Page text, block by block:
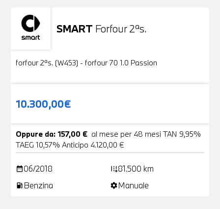
SMART Forfour 2ªs.
Usato
forfour 2ªs. (W453) - forfour 70 1.0 Passion
10.300,00€
Oppure da: 157,00 € al mese per 48 mesi TAN 9,95%
TAEG 10,57% Anticipo 4.120,00 €
date_range06/2018 add_road81.500 km
local_gas_station Benzina settingsManuale